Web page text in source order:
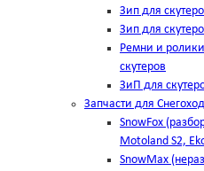
Зип для
Зип для
Ремни и
скутеров
ЗиП для
Запчасти для
SnowFox
Motoland S2,
SnowMax